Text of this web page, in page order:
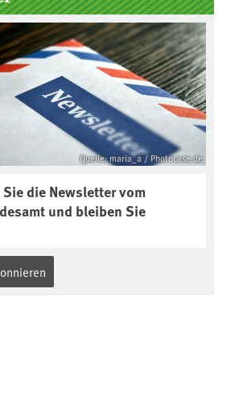
des Jahres ausgewählt und
passiert eigentlich während
solchen Bodenjahres? Infos
gibt es im aktuellen Podcast
Jetzt reinhören:
soilcast.de/interview/sc20
die-kuer-der-krume/
Quelle: maria_a / Photocase.de
die Newsletter vom
und bleiben Sie